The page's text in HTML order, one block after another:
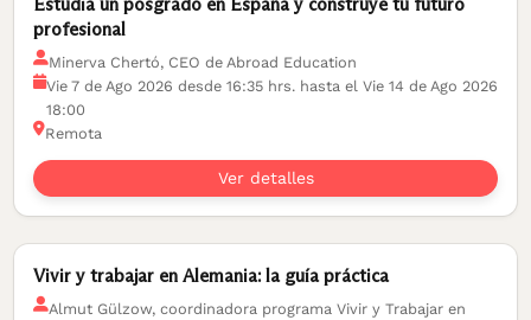
Estudia un posgrado en España y construye tu futuro
profesional
Minerva Chertó, CEO de Abroad Education
Vie 7 de Ago 2026 desde 16:35 hrs. hasta el Vie 14 de Ago 2026
18:00
Remota
Ver detalles
Vivir y trabajar en Alemania: la guía práctica
Almut Gülzow, coordinadora programa Vivir y Trabajar en